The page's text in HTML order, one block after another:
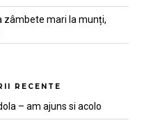
zâmbete mari la munți,
RECENTE
– am ajuns si acolo